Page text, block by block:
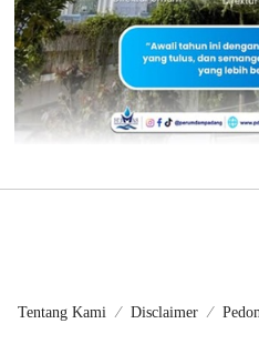
Tentang Kami Disclaimer